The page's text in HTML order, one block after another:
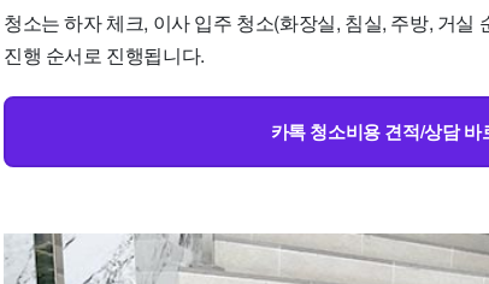
청소는 하자 체크, 이사 입주 청소(화장실, 침실, 주방, 거실
진행 순서로 진행됩니다.
카톡 청소비용 견적/상담